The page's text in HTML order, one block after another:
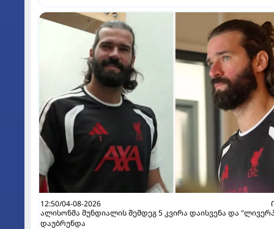
12:50/04-08-2026
ალისონმა მუნდიალის შემდეგ 5 კვირა დაისვენა და
დაუბრუნდა